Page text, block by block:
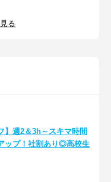
る
】週2＆3h～スキマ時間
ップ！社割あり◎高校生